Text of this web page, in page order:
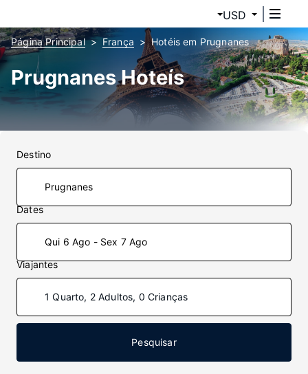
USD
Página Principal França Hotéis em Prugnanes
Prugnanes Hoteís
Destino
Dates
Qui 6 Ago - Sex 7 Ago
Viajantes
1 Quarto, 2 Adultos, 0 Crianças
Pesquisar